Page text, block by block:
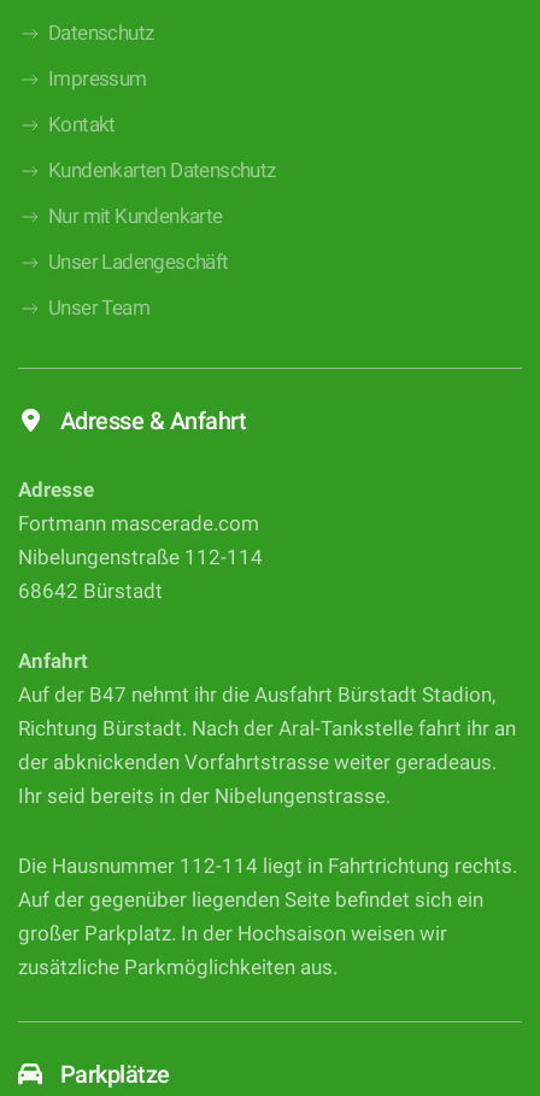
Datenschutz
Impressum
Kontakt
Kundenkarten Datenschutz
Nur mit Kundenkarte
Unser Ladengeschäft
Unser Team
Adresse & Anfahrt
Adresse
Fortmann mascerade.com
Nibelungenstraße 112-114
68642 Bürstadt
Anfahrt
Auf der B47 nehmt ihr die Ausfahrt Bürstadt Stadion,
Richtung Bürstadt. Nach der Aral-Tankstelle fahrt ihr an
der abknickenden Vorfahrtstrasse weiter geradeaus.
Ihr seid bereits in der Nibelungenstrasse.
Die Hausnummer 112-114 liegt in Fahrtrichtung rechts.
Auf der gegenüber liegenden Seite befindet sich ein
großer Parkplatz. In der Hochsaison weisen wir
zusätzliche Parkmöglichkeiten aus.
Parkplätze